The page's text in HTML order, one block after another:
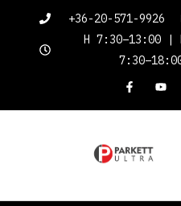
+36-20-571-9926
H 7:30–13:00 |